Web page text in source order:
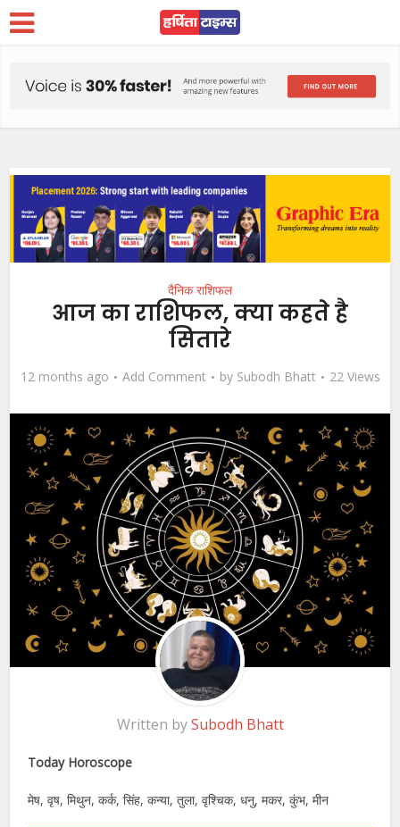
दैनिक राशिफल
आज का राशिफल, क्या कहते है
सितारे
12 months ago Add Comment by Subodh Bhatt 22 Views
Written bySubodh Bhatt
Today Horoscope
मेष, वृष, मिथुन, कर्क, सिंह, कन्या, तुला, वृश्चिक, धनु, मकर, कुंभ, मीन